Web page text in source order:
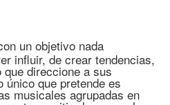
un objetivo nada
influir, de crear tendencias,
direccione a sus
único que pretende es
musicales agrupadas en